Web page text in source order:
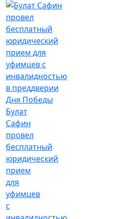
Булат
Сафин
провел
бесплатный
юридический
прием
для
уфимцев
с